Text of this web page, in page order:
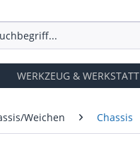
WERKZEUG & WERKSTATT
Weichen Chassis